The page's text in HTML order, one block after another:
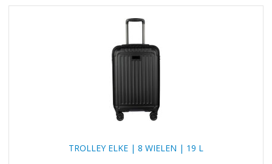
TROLLEY ELKE | 8 WIELEN | 19 L